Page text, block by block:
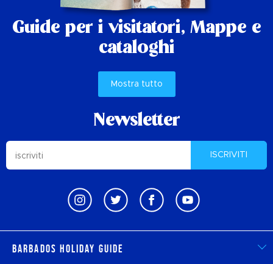
Guide per i visitatori, Mappe e
cataloghi
Mostra tutto
Newsletter
ISCRIVITI
Barbados Holiday Guide